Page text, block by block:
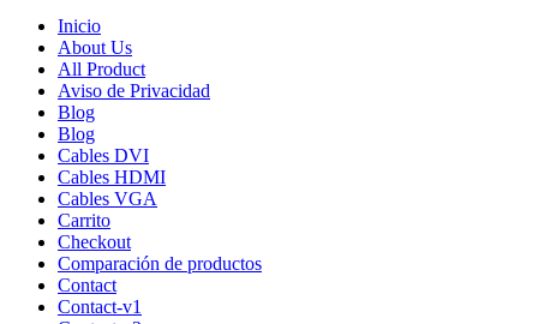
Inicio
About Us
All Product
Aviso de Privacidad
Blog
Blog
Cables DVI
Cables HDMI
Cables VGA
Carrito
Checkout
Comparación de productos
Contact
Contact-v1